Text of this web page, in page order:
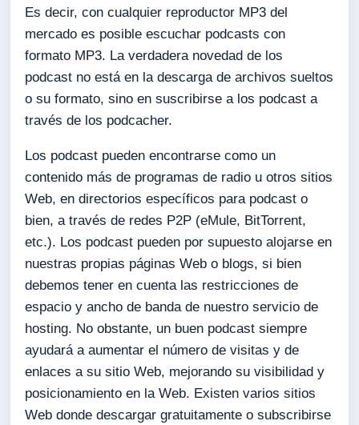
Es decir, con cualquier reproductor MP3 del
mercado es posible escuchar podcasts con
formato MP3. La verdadera novedad de los
podcast no está en la descarga de archivos sueltos
o su formato, sino en suscribirse a los podcast a
través de los podcacher.
Los podcast pueden encontrarse como un
contenido más de programas de radio u otros sitios
Web, en directorios específicos para podcast o
bien, a través de redes P2P (eMule, BitTorrent,
etc.). Los podcast pueden por supuesto alojarse en
nuestras propias páginas Web o blogs, si bien
debemos tener en cuenta las restricciones de
espacio y ancho de banda de nuestro servicio de
hosting. No obstante, un buen podcast siempre
ayudará a aumentar el número de visitas y de
enlaces a su sitio Web, mejorando su visibilidad y
posicionamiento en la Web. Existen varios sitios
Web donde descargar gratuitamente o subscribirse